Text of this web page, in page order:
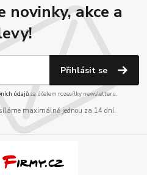
novinky, akce a
Přihlásit se
údajůza účelem rozesílky newsletteru.
maximálně jednou za 14 dní.